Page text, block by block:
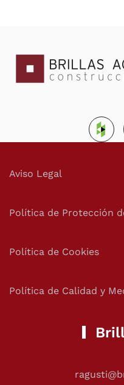
Aviso Legal
Política de Protección
Política de Cookies
Política de Calidad y